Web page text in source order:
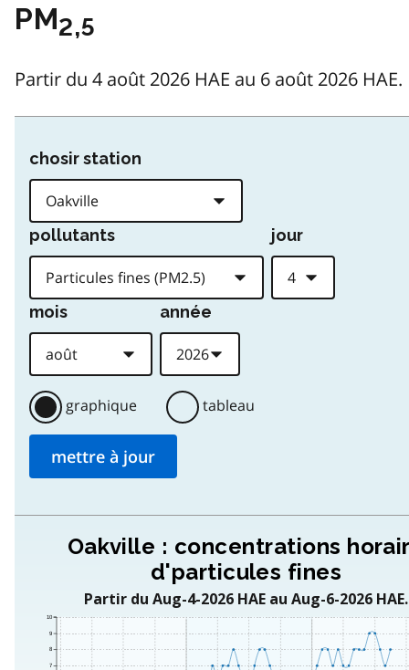
PM2,5
Partir du 4 août 2026 HAE au 6 août 2026 HAE.